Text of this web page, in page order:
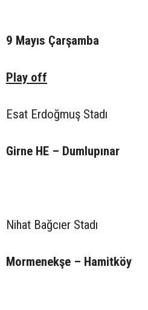
9 Mayıs Çarşamba
Play off
Esat Erdoğmuş Stadı
Girne HE – Dumlupınar
Nihat Bağcıer Stadı
Mormenekşe – Hamitköy